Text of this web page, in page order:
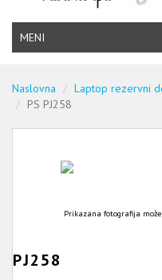
MENI
Naslovna Laptop rezervni
PS PJ258
Prikazana fotografija
PJ258